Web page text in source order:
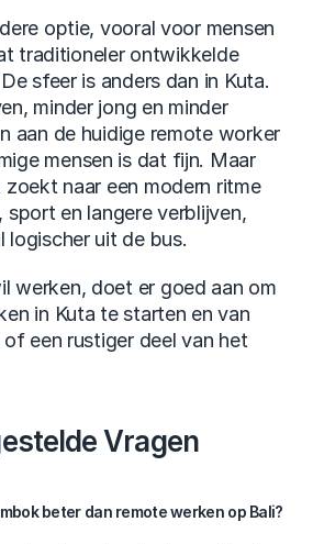
optie, vooral voor mensen
traditioneler ontwikkelde
sfeer is anders dan in Kuta.
minder jong en minder
aan de huidige remote worker
mensen is dat fijn. Maar
naar een modern ritme
sport en langere verblijven,
logischer uit de bus.
werken, doet er goed aan om
in Kuta te starten en van
een rustiger deel van het
Vragen
beter dan remote werken op Bali?